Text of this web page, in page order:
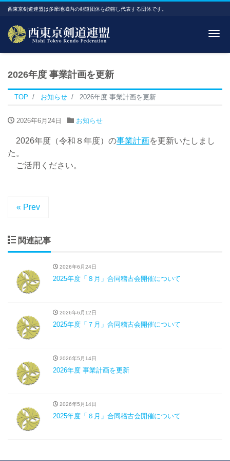
西東京剣道連盟は多摩地域内の剣道団体を統轄し代表する団体です。
2026年度 事業計画を更新
TOP お知らせ 2026年度 事業計画を更新
2026年6月24日 お知らせ
2026年度（令和８年度）の事業計画を更新いたしまし
た。
ご活用ください。
« Prev
関連記事
2026年6月24日
2025年度「８月」合同稽古会開催について
2026年6月12日
2025年度「７月」合同稽古会開催について
2026年5月14日
2026年度 事業計画を更新
2026年5月14日
2025年度「６月」合同稽古会開催について